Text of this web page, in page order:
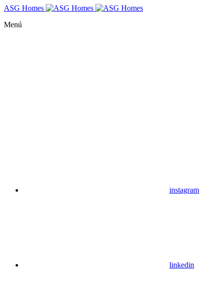
ASG Homes
Menú
instagram
linkedin